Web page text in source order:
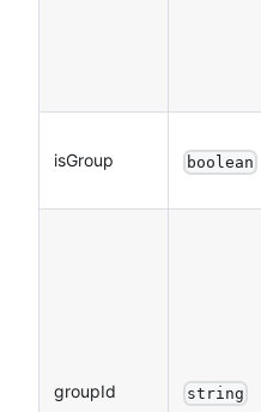
isGroup boolean
groupId string